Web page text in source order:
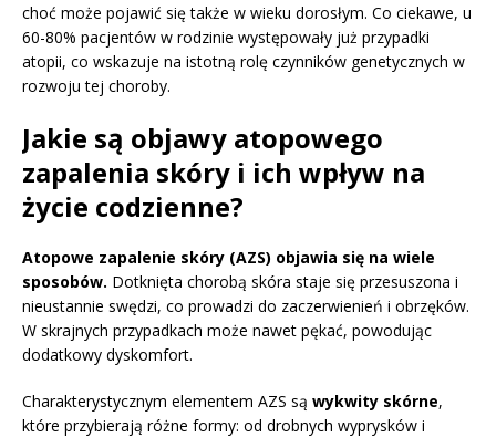
choć może pojawić się także w wieku dorosłym. Co ciekawe, u
60-80% pacjentów w rodzinie występowały już przypadki
atopii, co wskazuje na istotną rolę czynników genetycznych w
rozwoju tej choroby.
Jakie są objawy atopowego
zapalenia skóry i ich wpływ na
życie codzienne?
Atopowe zapalenie skóry (AZS) objawia się na wiele
sposobów. Dotknięta chorobą skóra staje się przesuszona i
nieustannie swędzi, co prowadzi do zaczerwienień i obrzęków.
W skrajnych przypadkach może nawet pękać, powodując
dodatkowy dyskomfort.
Charakterystycznym elementem AZS są wykwity skórne,
które przybierają różne formy: od drobnych wyprysków i